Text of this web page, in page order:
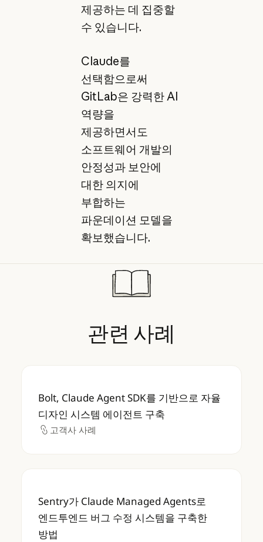
제공하는 데 집중할
수 있습니다.
Claude를
선택함으로써
GitLab은 강력한 AI
역량을
제공하면서도
소프트웨어 개발의
안정성과 보안에
대한 의지에
부합하는
파운데이션 모델을
확보했습니다.
관련 사례
Bolt, Claude Agent SDK를 기반으로 자율 디
Bolt, Claude Agent SDK를 기반으로 자율
디자인 시스템 에이전트 구축
고객사 사례
고객사 사례
Sentry가 Claude Managed Agents로 엔드
Sentry가 Claude Managed Agents로
엔드투엔드 버그 수정 시스템을 구축한
방법